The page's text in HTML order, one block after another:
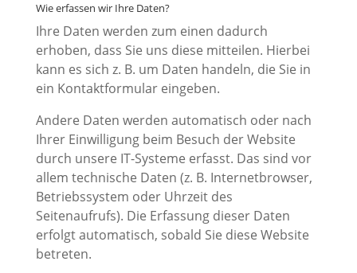
Wie erfassen wir Ihre Daten?
Ihre Daten werden zum einen dadurch
erhoben, dass Sie uns diese mitteilen. Hierbei
kann es sich z. B. um Daten handeln, die Sie in
ein Kontaktformular eingeben.
Andere Daten werden automatisch oder nach
Ihrer Einwilligung beim Besuch der Website
durch unsere IT-Systeme erfasst. Das sind vor
allem technische Daten (z. B. Internetbrowser,
Betriebssystem oder Uhrzeit des
Seitenaufrufs). Die Erfassung dieser Daten
erfolgt automatisch, sobald Sie diese Website
betreten.